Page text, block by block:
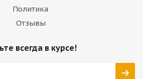
Политика
Отзывы
всегда в курсе!